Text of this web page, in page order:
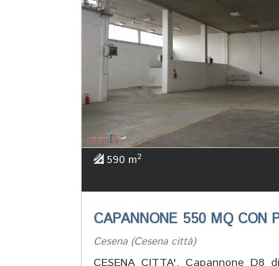
590 m2
CAPANNONE 550 MQ CON
Cesena (Cesena città)
CESENA CITTA'. Capannone D8